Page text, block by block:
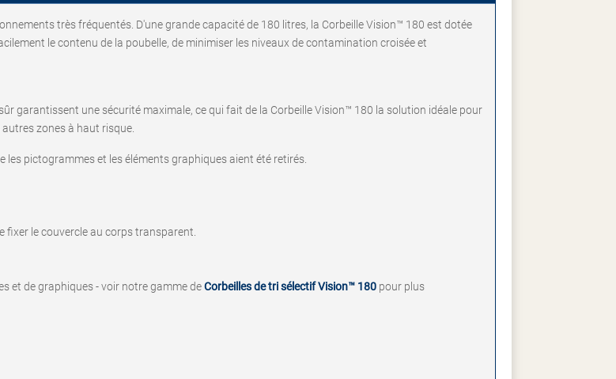
très fréquentés. D'une grande capacité de 180 litres, la Corbeille Vision™ 180 est dotée
le contenu de la poubelle, de minimiser les niveaux de contamination croisée et
garantissent une sécurité maximale, ce qui fait de la Corbeille Vision™ 180 la solution idéale pour
zones à haut risque.
pictogrammes et les éléments graphiques aient été retirés.
le couvercle au corps transparent.
et de graphiques - voir notre gamme deCorbeilles de tri sélectif Vision™ 180 pour plus